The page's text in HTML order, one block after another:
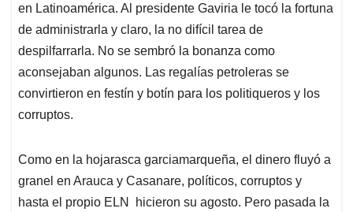
en Latinoamérica. Al presidente Gaviria le tocó la fortuna
de administrarla y claro, la no difícil tarea de
despilfarrarla. No se sembró la bonanza como
aconsejaban algunos. Las regalías petroleras se
convirtieron en festín y botín para los politiqueros y los
corruptos.
Como en la hojarasca garciamarqueña, el dinero fluyó a
granel en Arauca y Casanare, políticos, corruptos y
hasta el propio ELN hicieron su agosto. Pero pasada la